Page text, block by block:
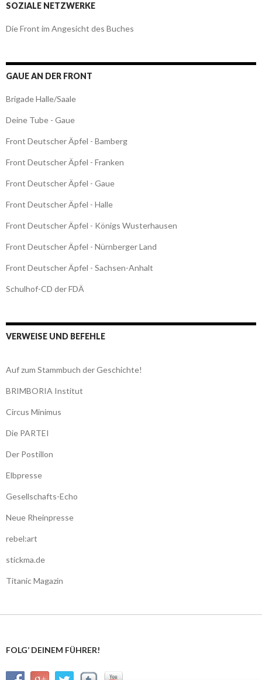
SOZIALE NETZWERKE
Die Front im Angesicht des Buches
GAUE AN DER FRONT
Brigade Halle/Saale
Deine Tube - Gaue
Front Deutscher Äpfel - Bamberg
Front Deutscher Äpfel - Franken
Front Deutscher Äpfel - Gaue
Front Deutscher Äpfel - Halle
Front Deutscher Äpfel - Königs Wusterhausen
Front Deutscher Äpfel - Nürnberger Land
Front Deutscher Äpfel - Sachsen-Anhalt
Schulhof-CD der FDÄ
VERWEISE UND BEFEHLE
Auf zum Stammbuch der Geschichte!
BRIMBORIA Institut
Circus Minimus
Die PARTEI
Der Postillon
Elbpresse
Gesellschafts-Echo
Neue Rheinpresse
rebel:art
stickma.de
Titanic Magazin
FOLG’ DEINEM FÜHRER!